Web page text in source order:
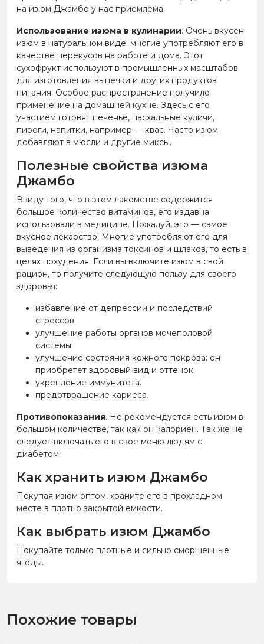
на изюм Джамбо у нас приемлема.
Использование изюма в кулинарии. Очень вкусен
изюм в натуральном виде: многие употребляют его в
качестве перекусов на работе и дома. Этот
сухофрукт используют в промышленных масштабов
для изготовления выпечки и других продуктов
питания. Особое распространение получило
применение на домашней кухне. Здесь с его
участием готовят печенье, пасхальные куличи,
пироги, напитки, например — квас. Часто изюм
добавляют в мюсли и другие миксы.
Полезные свойства изюма
Джамбо
Ввиду того, что в этом лакомстве содержится
большое количество витаминов, его издавна
использовали в медицине. Пожалуй, это — самое
вкусное лекарство! Многие употребляют его для
выведения из организма токсинов и шлаков, то есть в
целях похудения. Если вы включите изюм в свой
рацион, то получите следующую пользу для своего
здоровья:
избавление от депрессии и последствий
стрессов;
улучшение работы органов мочеполовой
системы;
улучшение состояния кожного покрова: он
приобретет здоровый вид и оттенок;
укрепление иммунитета.
предотвращение кариеса.
Противопоказания. Не рекомендуется есть изюм в
большом количестве, так как он калориен. Так же не
следует включать его в свое меню людям с
диабетом.
Как хранить изюм Джамбо
Покупая изюм оптом, храните его в прохладном
месте в плотно закрытой емкости.
Как выбрать изюм Джамбо
Покупайте только плотные и сильно сморщенные
ягоды.
Похожие товары